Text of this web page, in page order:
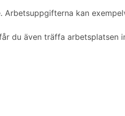
kan
du även träffa arbetsplatsen